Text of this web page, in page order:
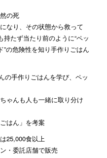
の死
なり、その状態から救って
持たず当たり前のように“ペッ
”の危険性を知り手作りごはん
の手作りごはんを学び、ペッ
ゃんも人も一緒に取り分け
はん」を考案
25,000食以上
・委託店舗で販売